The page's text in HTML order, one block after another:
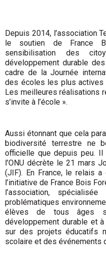
Depuis 2014, l’association
le soutien de France
sensibilisation des
développement durable
cadre de la Journée
des écoles les plus actives
Les meilleures réalisations
s’invite à l’école ».
Aussi étonnant que cela
biodiversité terrestre ne
officielle que depuis peu.
l’ONU décrète le 21 mars
(JIF). En France, le relais
l’initiative de France Bois
l’association,
problématiques
élèves de tous âges
développement durable et
sur des projets éducatifs
scolaire et des événements